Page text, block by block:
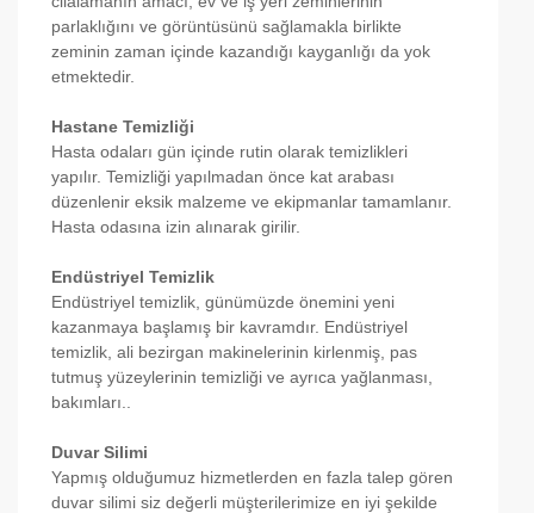
parlaklığını ve görüntüsünü sağlamakla birlikte
zeminin zaman içinde kazandığı kayganlığı da yok
etmektedir.
Hastane Temizliği
Hasta odaları gün içinde rutin olarak temizlikleri
yapılır. Temizliği yapılmadan önce kat arabası
düzenlenir eksik malzeme ve ekipmanlar tamamlanır.
Hasta odasına izin alınarak girilir.
Endüstriyel Temizlik
Endüstriyel temizlik, günümüzde önemini yeni
kazanmaya başlamış bir kavramdır. Endüstriyel
temizlik, ali bezirgan makinelerinin kirlenmiş, pas
tutmuş yüzeylerinin temizliği ve ayrıca yağlanması,
bakımları..
Duvar Silimi
Yapmış olduğumuz hizmetlerden en fazla talep gören
duvar silimi siz değerli müşterilerimize en iyi şekilde